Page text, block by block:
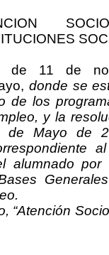
de 11 de
donde se
de los
y la
de Mayo de
alumnado
“Atención